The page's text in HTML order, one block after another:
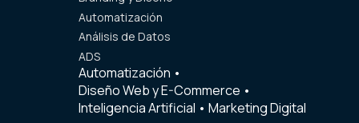
Automatización
Análisis de Datos
ADS
Automatización •
Diseño Web y E-Commerce •
Inteligencia Artificial • Marketing Digital